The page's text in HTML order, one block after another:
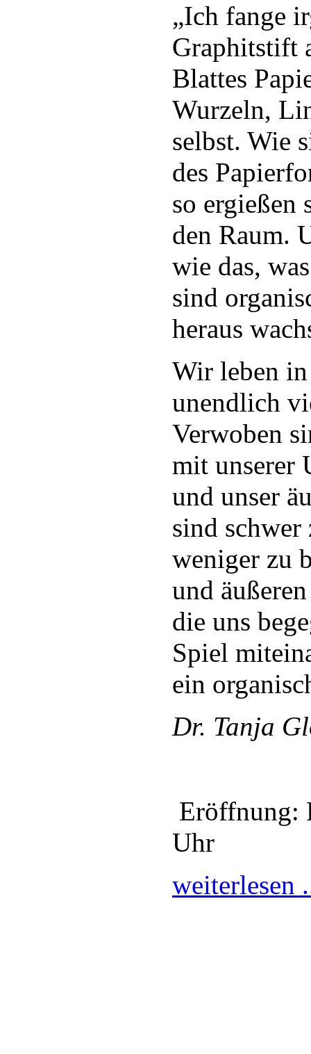
„Ich fange
Graphitstift
Blattes
Wurzeln,
selbst. Wie
des
so ergießen
den Raum.
wie das,
sind
heraus
Wir leben
unendlich
Verwoben
mit unserer
und unser
sind
weniger zu
und
die uns
Spiel
ein
Dr. Tanja
Eröffnung:
Uhr
weiterlesen